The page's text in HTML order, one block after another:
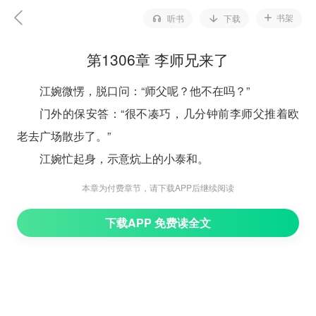
听书 下载 书架
第1306章 李师兄来了
江婉微愣，脱口问：“师父呢？他不在吗？”
门外的保安答：“很不凑巧，几分钟前李师父推着欧
老去广场散步了。”
江婉忙起身，示意炕上的小泰和。
“子豪，你看着老三，我去前院看看。”
来，迟些要出门去给老爷子拜年。”
本章为付费章节，请下载APP后继续阅读
下载APP 免费读全文